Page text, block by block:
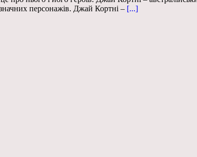
персонажів. Джай Кортні – [...]